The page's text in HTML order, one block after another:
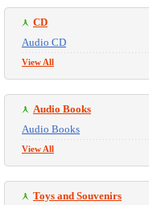
CD
Audio CD
View All
Audio Books
Audio Books
View All
Toys and Souvenirs